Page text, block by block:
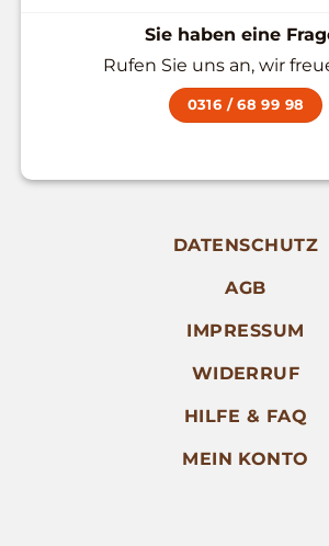
Sie haben eine
Rufen Sie uns an, wir
0316 / 68 99 98
DATENSCHUTZ
AGB
IMPRESSUM
WIDERRUF
HILFE & FAQ
MEIN KONTO